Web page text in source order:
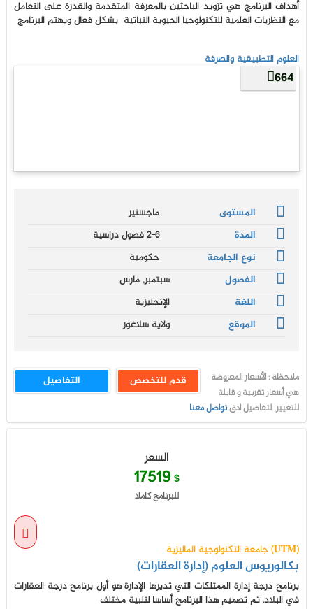
أهداف البرنامج هي تزويد الباحثين بالمعرفة المتقدمة والقدرة على التعامل
مع النظريات العلمية للتكنولوجيا الحيوية النباتية بشكل فعال ويهتم البرنامج
العلوم التطبيقية والصرفة
664
المستوى
ماجستير
المدة
2-6 فصول دراسية
نوع الجامعة
حكومية
الفصول
سبتمبر, مارس
اللغة
الإنجليزية
الموقع
ولاية سلاغور
التفاصيل قدم للتخصص
ملاحظة : الأسعار المعروضة
هي أسعار تقربية و قابلة
للتغيير, لتفاصيل ادقتواصل معنا
السعر
17519 $
للبرنامج كاملا
جامعة التكنولوجية الماليزية (UTM)
بكالوريوس العلوم (إدارة العقارات)
برنامج درجة إدارة الممتلكات التي تديرها الإدارة هو أول برنامج درجة العقارات
في البلاد. تم تصميم هذا البرنامج أساسا لتلبية مختلف